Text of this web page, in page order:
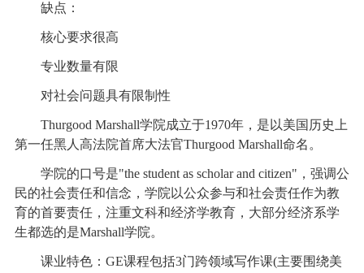
缺点：
核心要求很高
专业数量有限
对社会问题具有限制性
Thurgood Marshall学院成立于1970年，是以美国历史上
第一任黑人高法院首席大法官Thurgood Marshall命名。
学院的口号是"the student as scholar and citizen"，强调公
民的社会责任和信念，学院以公众参与和社会责任作为教
育的首要责任，注重文科和经济学教育，大部分经济系学
生都选的是Marshall学院。
课业特色：GE课程包括3门跨领域写作课(主要围绕美